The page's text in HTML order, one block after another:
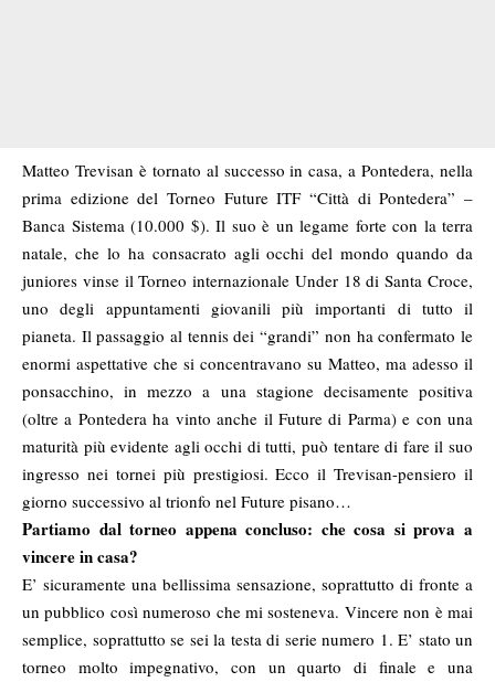
Matteo Trevisan è tornato al successo in casa, a Pontedera, nella
prima edizione del Torneo Future ITF “Città di Pontedera” –
Banca Sistema (10.000 $). Il suo è un legame forte con la terra
natale, che lo ha consacrato agli occhi del mondo quando da
juniores vinse il Torneo internazionale Under 18 di Santa Croce,
uno degli appuntamenti giovanili più importanti di tutto il
pianeta. Il passaggio al tennis dei “grandi” non ha confermato le
enormi aspettative che si concentravano su Matteo, ma adesso il
ponsacchino, in mezzo a una stagione decisamente positiva
(oltre a Pontedera ha vinto anche il Future di Parma) e con una
maturità più evidente agli occhi di tutti, può tentare di fare il suo
ingresso nei tornei più prestigiosi. Ecco il Trevisan-pensiero il
giorno successivo al trionfo nel Future pisano…
Partiamo dal torneo appena concluso: che cosa si prova a
vincere in casa?
E’ sicuramente una bellissima sensazione, soprattutto di fronte a
un pubblico così numeroso che mi sosteneva. Vincere non è mai
semplice, soprattutto se sei la testa di serie numero 1. E’ stato un
torneo molto impegnativo, con un quarto di finale e una